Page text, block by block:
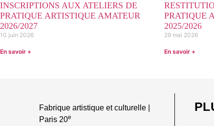
INSCRIPTIONS AUX ATELIERS DE
PRATIQUE ARTISTIQUE AMATEUR
2026/2027
10 juin 2026
En savoir +
PRATIQUE
2025/2026
29 mai 2026
En savoir +
Fabrique artistique et culturelle |
Paris 20e